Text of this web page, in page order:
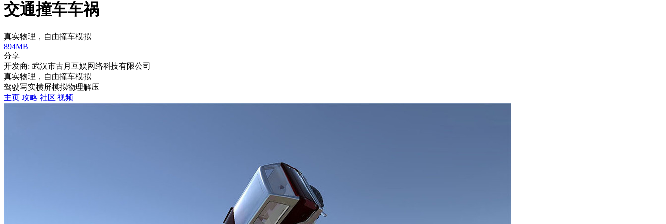
交通撞车车祸
真实物理，自由撞车模拟
894MB
分享
开发商: 武汉市古月互娱网络科技有限公司
真实物理，自由撞车模拟
驾驶写实横屏模拟物理解压
主页 攻略 社区 视频